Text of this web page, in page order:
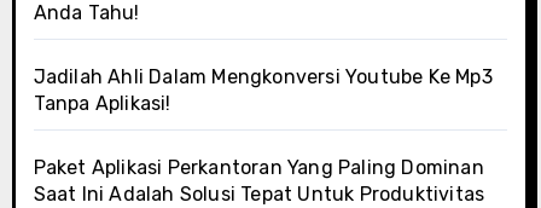
Anda Tahu!
Jadilah Ahli Dalam Mengkonversi Youtube Ke Mp3
Tanpa Aplikasi!
Paket Aplikasi Perkantoran Yang Paling Dominan
Saat Ini Adalah Solusi Tepat Untuk Produktivitas